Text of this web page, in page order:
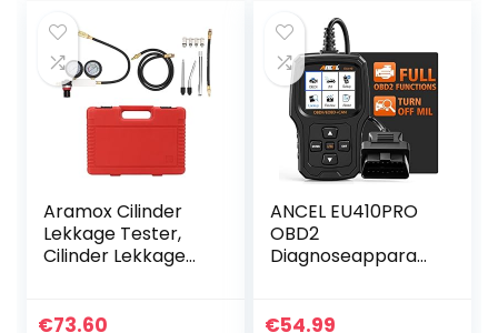
Aramox Cilinder
Lekkage Tester,
Cilinder Lekkage
Compressie Dual
€73.60
ANCEL EU410PRO
OBD2
Diagnoseapparaat
scanner, O2-
€54.99